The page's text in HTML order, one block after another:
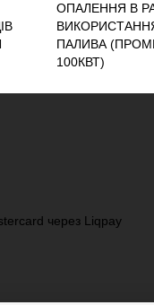
ОПАЛЕННЯ В
ПАЛИВА
100КВТ)